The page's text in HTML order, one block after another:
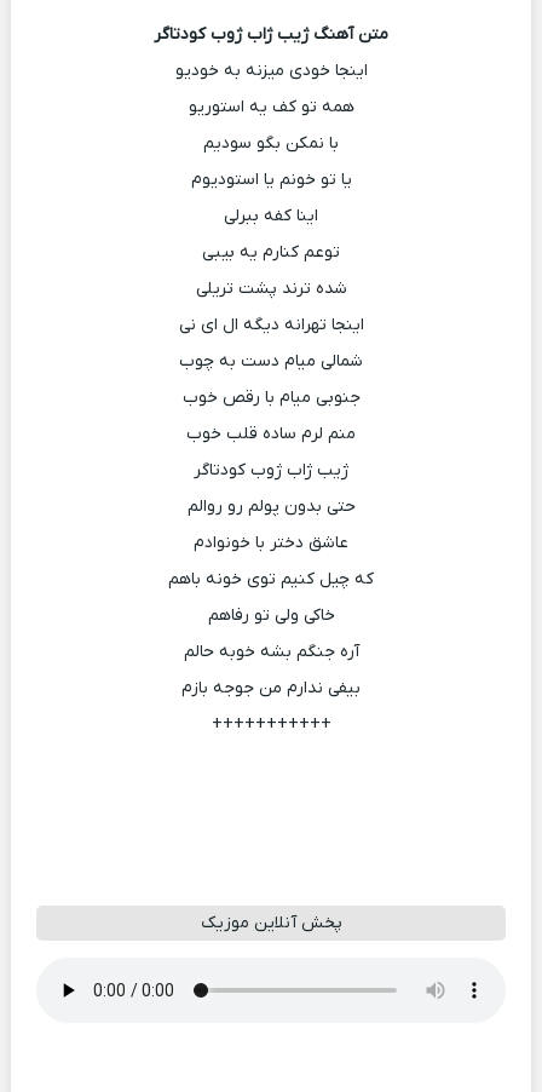
متن آهنگ ژیب ژاب ژوب کودتاگر
اینجا خودی میزنه به خودیو
همه تو کف یه استوریو
با نمکن بگو سودیم
یا تو خونم یا استودیوم
اینا کفه ببرلی
توعم کنارم یه بیبی
شده ترند پشت تریلی
اینجا تهرانه دیگه ال ای نی
شمالی میام دست به چوب
جنوبی میام با رقص خوب
منم لرم ساده قلب خوب
ژیب ژاب ژوب کودتاگر
حتی بدون پولم رو روالم
عاشق دختر با خونوادم
که چیل کنیم توی خونه باهم
خاکی ولی تو رفاهم
آره جنگم بشه خوبه حالم
بیفی ندارم من جوجه بازم
+++++++++++
پخش آنلاین موزیک